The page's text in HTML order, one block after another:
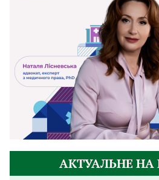
АКТУАЛЬНЕ НА